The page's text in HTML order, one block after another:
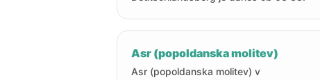
Asr (popoldanska molitev)
Asr (popoldanska molitev) v